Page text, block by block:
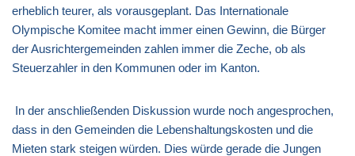
erheblich teurer, als vorausgeplant. Das Internationale
Olympische Komitee macht immer einen Gewinn, die Bürger
der Ausrichtergemeinden zahlen immer die Zeche, ob als
Steuerzahler in den Kommunen oder im Kanton.
In der anschließenden Diskussion wurde noch angesprochen,
dass in den Gemeinden die Lebenshaltungskosten und die
Mieten stark steigen würden. Dies würde gerade die Jungen